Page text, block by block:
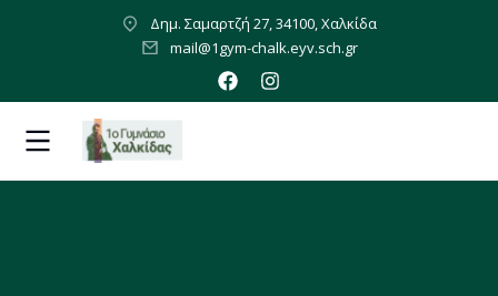
Δημ. Σαμαρτζή 27, 34100, Χαλκίδα
mail@1gym-chalk.eyv.sch.gr